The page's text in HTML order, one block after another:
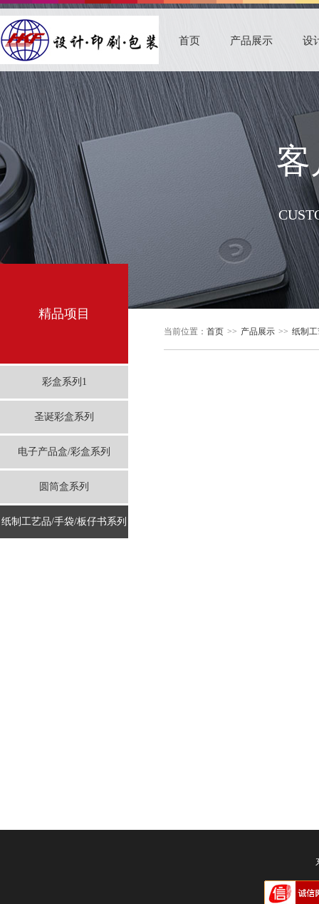
首页 产品展示 设
客
精品项目
彩盒系列1
圣诞彩盒系列
电子产品盒/彩盒系列
圆筒盒系列
纸制工艺品/手袋/板仔书系列
当前位置： 首页 >> 产品展示 >> 纸制